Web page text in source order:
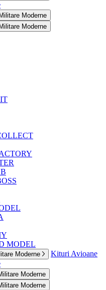
Moderne
Moderne
MODEL
Moderne
Kituri Avioane
Moderne
Moderne